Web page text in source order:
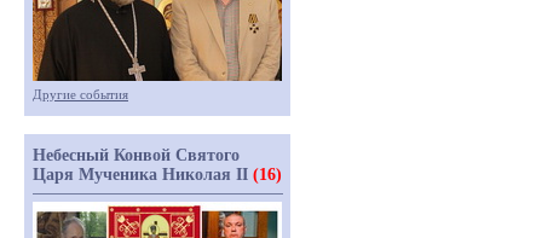
Другие события
Небесный Конвой Святого
Царя Мученика Николая II (16)